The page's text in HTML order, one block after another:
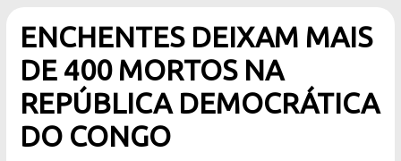
ENCHENTES DEIXAM MAIS
DE 400 MORTOS NA
REPÚBLICA DEMOCRÁTICA
DO CONGO